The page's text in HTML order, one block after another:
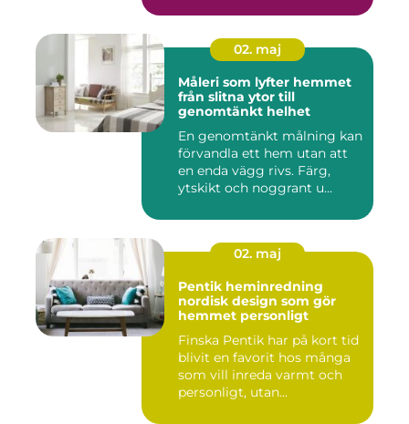
02. maj
Måleri som lyfter hemmet
från slitna ytor till
genomtänkt helhet
En genomtänkt målning kan
förvandla ett hem utan att
en enda vägg rivs. Färg,
ytskikt och noggrant u...
02. maj
Pentik heminredning
nordisk design som gör
hemmet personligt
Finska Pentik har på kort tid
blivit en favorit hos många
som vill inreda varmt och
personligt, utan...